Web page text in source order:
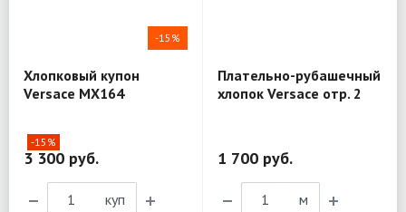
-15%
Хлопковый купон
Versace MX164
-15%
3 300 руб.
куп
Плательно-рубашечный
хлопок Versace отр. 2
1 700 руб.
м